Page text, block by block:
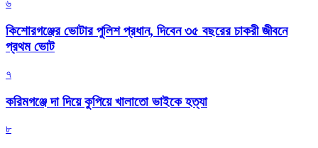
৬
কিশোরগঞ্জের ভোটার পুলিশ প্রধান, দিবেন ৩৫ বছরের চাকরী জীবনে
প্রথম ভোট
৭
করিমগঞ্জে দা দিয়ে কুপিয়ে খালাতো ভাইকে হত্যা
৮